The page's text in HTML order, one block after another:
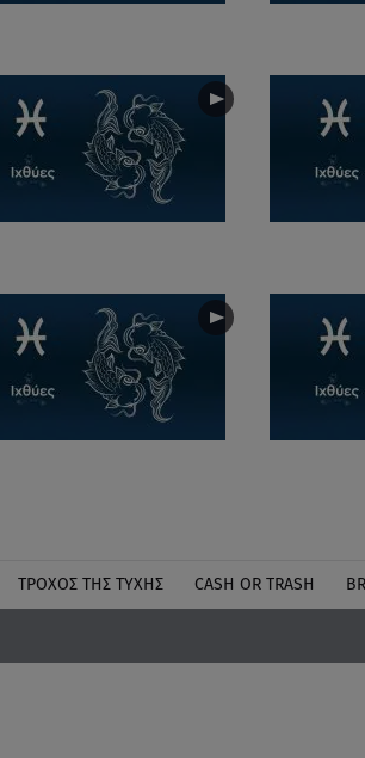
ΤΡΟΧΌΣ ΤΗΣ ΤΎΧΗΣ CASH OR TRASH